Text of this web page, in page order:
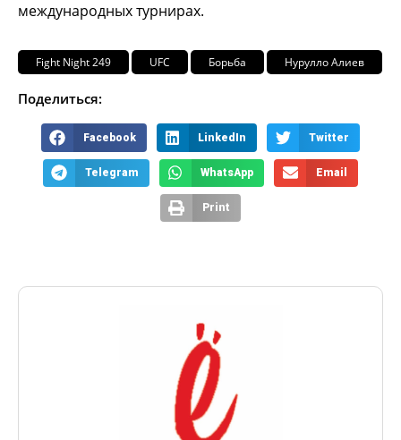
международных турнирах.
Fight Night 249 UFC Борьба Нурулло Алиев
Поделиться:
Facebook LinkedIn Twitter
Telegram WhatsApp Email
Print